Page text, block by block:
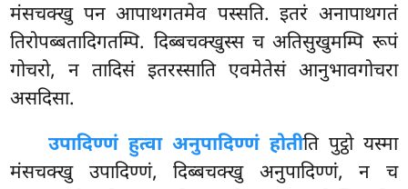
मंसचक्खु पन आपाथगतमेव पस्सति. इतरं अनापाथगतं
तिरोपब्बतादिगतम्पि. दिब्बचक्खुस्स च अतिसुखुमम्पि रूपं
गोचरो, न तादिसं इतरस्साति एवमेतेसं आनुभावगोचरा
असदिसा.
उपादिण्णं हुत्वा अनुपादिण्णं होतीति पुट्ठो यस्मा
मंसचक्खु उपादिण्णं, दिब्बचक्खु अनुपादिण्णं, न च